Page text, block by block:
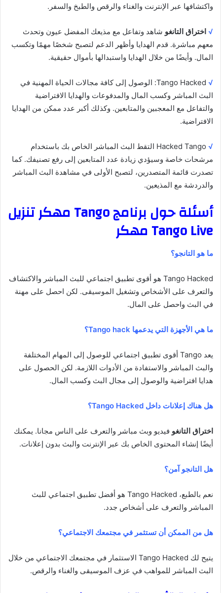
واكتشافها عبر الإنترنت والغناء والرقص والطبخ والسفر.
√ اختراق التانغو شاهد وتفاعل مع مذيعك المفضل عيون وتحدث
معهم مباشرة. قدم الهدايا وأظهر الدعم لتصبح شخصًا مهمًا وتكسب
المال. وأيضًا من خلال الهدايا واستبدالها بأموال حقيقية.
√
Tango Hacked: الوصول إلى كافة مجالات الحياة المهنية في
البث المباشر وكسب المال والمدفوعات والهدايا الافتراضية
والتفاعل مع المعجبين والمتابعين. وكذلك أكبر عدد ممكن من الهدايا
الافتراضية.
√
Hacked Tango التقط البث المباشر الخاص بك باستخدام
مرشحات خاصة وسيؤدي زيادة عدد المتابعين إلى رفع تصنيفك. كما
تصدرت قائمة المتصدرين، لتصبح الأولى في مشاهدة البث المباشر
والدردشة مع المذيعين.
أسئلة حول برنامج Tango مهكر تنزيل
Tango Live مهكر
ما هو التانجو؟
Tango Hacked هو أقوى تطبيق اجتماعي للبث المباشر والاكتشاف
والتعرف على الأشخاص وتشغيل الموسيقى. لكن احصل على مهنة
في البث واحصل على المال.
ما هي الأجهزة التي يدعمها Tango hack؟
يعد Tango أقوى تطبيق اجتماعي للوصول إلى المهام المختلفة
والبث المباشر والاستفادة من الأدوات اللازمة. لكن الحصول على
هدايا افتراضية والوصول إلى مجال البث وكسب المال.
هل هناك إعلانات داخل Tango Hacked؟
اختراق التانغو فيديو وبث مباشر والتعرف على الناس مجانا. يمكنك
أيضًا إنشاء المحتوى الخاص بك عبر الإنترنت والبث بدون إعلانات.
هل التانجو آمن؟
نعم بالطبع، Tango Hacked هو أفضل تطبيق اجتماعي للبث
المباشر والتعرف على أشخاص جدد.
هل من الممكن أن تستثمر في مجتمعك الاجتماعي؟
يتيح لك Tango Hacked الاستثمار في مجتمعك الاجتماعي من خلال
البث المباشر للمواهب في عزف الموسيقى والغناء والرقص.